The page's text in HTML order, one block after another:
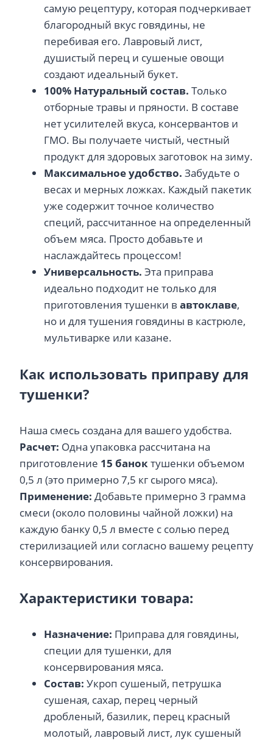
самую рецептуру, которая подчеркивает
благородный вкус говядины, не
перебивая его. Лавровый лист,
душистый перец и сушеные овощи
создают идеальный букет.
100% Натуральный состав. Только
отборные травы и пряности. В составе
нет усилителей вкуса, консервантов и
ГМО. Вы получаете чистый, честный
продукт для здоровых заготовок на зиму.
Максимальное удобство. Забудьте о
весах и мерных ложках. Каждый пакетик
уже содержит точное количество
специй, рассчитанное на определенный
объем мяса. Просто добавьте и
наслаждайтесь процессом!
Универсальность. Эта приправа
идеально подходит не только для
приготовления тушенки в автоклаве,
но и для тушения говядины в кастрюле,
мультиварке или казане.
Как использовать приправу для
тушенки?
Наша смесь создана для вашего удобства.
Расчет: Одна упаковка рассчитана на
приготовление 15 баноктушенки объемом
0,5 л (это примерно 7,5 кг сырого мяса).
Применение: Добавьте примерно 3 грамма
смеси (около половины чайной ложки) на
каждую банку 0,5 л вместе с солью перед
стерилизацией или согласно вашему рецепту
консервирования.
Характеристики товара:
Назначение: Приправа для говядины,
специи для тушенки, для
консервирования мяса.
Состав: Укроп сушеный, петрушка
сушеная, сахар, перец черный
дробленый, базилик, перец красный
молотый, лавровый лист, лук сушеный